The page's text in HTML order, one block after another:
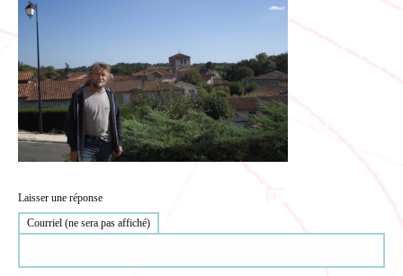
Laisser une réponse
Courriel (ne sera pas affiché)